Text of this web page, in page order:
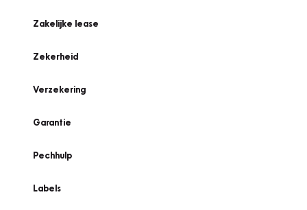
Zakelijke lease
Zekerheid
Verzekering
Garantie
Pechhulp
Labels